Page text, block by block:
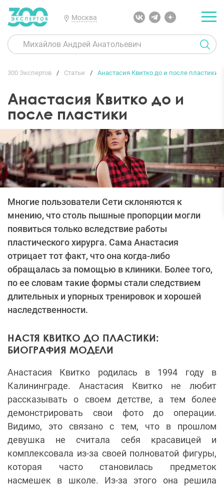
Москва
300 Экспертов Статьи Анастасия Квитко до и после пластики
Анастасия Квитко до и
после пластики
Многие пользователи Сети склоняются к
мнению, что столь пышные пропорции могли
появиться только вследствие работы
пластического хирурга. Сама Анастасия
отрицает тот факт, что она когда-либо
обращалась за помощью в клиники. Более того,
по ее словам такие формы стали следствием
длительных и упорных тренировок и хорошей
наследственности.
НАСТЯ КВИТКО ДО ПЛАСТИКИ:
БИОГРАФИЯ МОДЕЛИ
Анастасия Квитко родилась в 1994 году в
Калининграде. Анастасия Квитко не любит
рассказывать о своем детстве, а тем более
демонстрировать свои фото до операции.
Видимо, это связано с тем, что в прошлом
девушка не считала себя красавицей и
комплексовала из-за своей полноватой фигуры,
которая часто становилась предметок
насмешек в школе. Из-за этого она решила